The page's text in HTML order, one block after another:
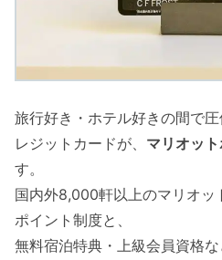
旅行好き・ホテル好きの間で
レジットカードが、 マリオッ
す。
国内外8,000軒以上のマリオッ
ポイント制度と、
無料宿泊特典・上級会員資格